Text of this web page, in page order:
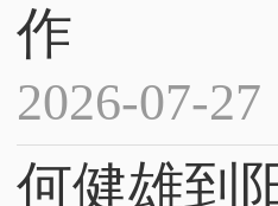
作
2026-07-27
何健雄到